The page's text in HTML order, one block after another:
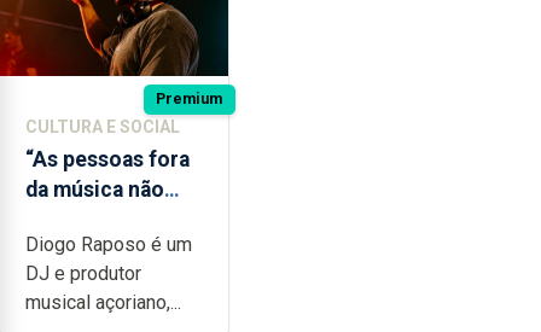
Premium
CULTURA E SOCIAL
“As pessoas fora
da música não
quão difícil é
produzir uma
música”
Diogo Raposo é um
DJ e produtor
musical açoriano,...